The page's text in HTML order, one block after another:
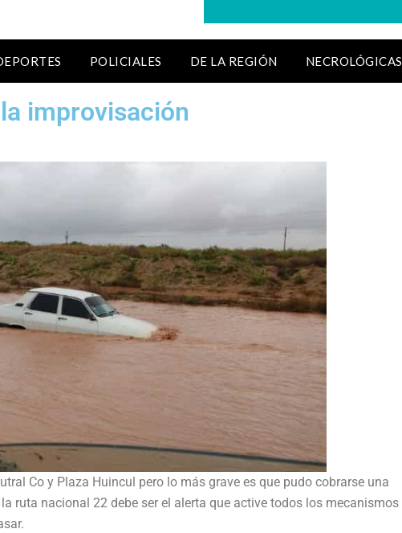
POLICIALES DE LA REGIÓN NECROLÓGICAS
improvisación
Co y Plaza Huincul pero lo más grave es que pudo cobrarse una
ruta nacional 22 debe ser el alerta que active todos los mecanismos